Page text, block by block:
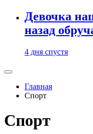
Девочка
назад
4 дня спустя
Главная
Спорт
Спорт